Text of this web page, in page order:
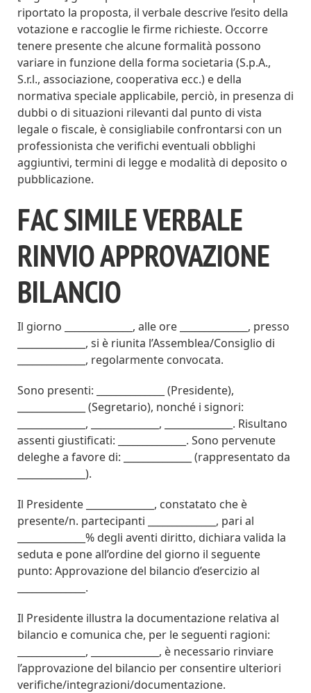
riportato la proposta, il verbale descrive l’esito della
votazione e raccoglie le firme richieste. Occorre
tenere presente che alcune formalità possono
variare in funzione della forma societaria (S.p.A.,
S.r.l., associazione, cooperativa ecc.) e della
normativa speciale applicabile, perciò, in presenza di
dubbi o di situazioni rilevanti dal punto di vista
legale o fiscale, è consigliabile confrontarsi con un
professionista che verifichi eventuali obblighi
aggiuntivi, termini di legge e modalità di deposito o
pubblicazione.
FAC SIMILE VERBALE
RINVIO APPROVAZIONE
BILANCIO​​
Il giorno ______________, alle ore ______________, presso
______________, si è riunita l’Assemblea/Consiglio di
______________, regolarmente convocata.
Sono presenti: ______________ (Presidente),
______________ (Segretario), nonché i signori:
______________, ______________, ______________. Risultano
assenti giustificati: ______________. Sono pervenute
deleghe a favore di: ______________ (rappresentato da
______________).
Il Presidente ______________, constatato che è
presente/n. partecipanti ______________, pari al
______________% degli aventi diritto, dichiara valida la
seduta e pone all’ordine del giorno il seguente
punto: Approvazione del bilancio d’esercizio al
______________.
Il Presidente illustra la documentazione relativa al
bilancio e comunica che, per le seguenti ragioni:
______________, ______________, è necessario rinviare
l’approvazione del bilancio per consentire ulteriori
verifiche/integrazioni/documentazione.